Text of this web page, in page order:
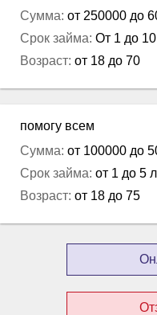
Сумма: от 250000 до
Срок займа: От 1 до 10
Возраст: от 18 до 70
помогу всем
Сумма: от 100000 до
Срок займа: от 1 до 5
Возраст: от 18 до 75